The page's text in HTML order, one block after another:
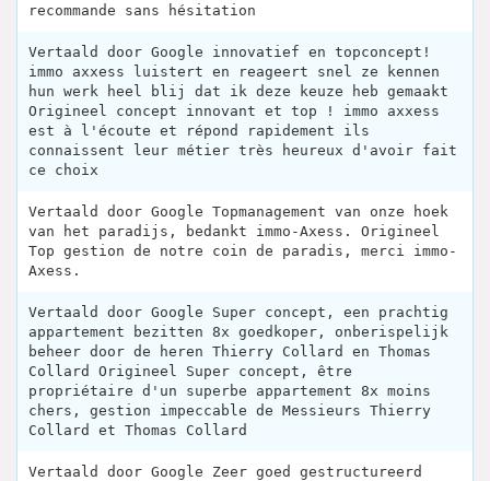
recommande sans hésitation
Vertaald door Google innovatief en topconcept!
immo axxess luistert en reageert snel ze kennen
hun werk heel blij dat ik deze keuze heb gemaakt
Origineel concept innovant et top ! immo axxess
est à l'écoute et répond rapidement ils
connaissent leur métier très heureux d'avoir fait
ce choix
Vertaald door Google Topmanagement van onze hoek
van het paradijs, bedankt immo-Axess. Origineel
Top gestion de notre coin de paradis, merci immo-
Axess.
Vertaald door Google Super concept, een prachtig
appartement bezitten 8x goedkoper, onberispelijk
beheer door de heren Thierry Collard en Thomas
Collard Origineel Super concept, être
propriétaire d'un superbe appartement 8x moins
chers, gestion impeccable de Messieurs Thierry
Collard et Thomas Collard
Vertaald door Google Zeer goed gestructureerd